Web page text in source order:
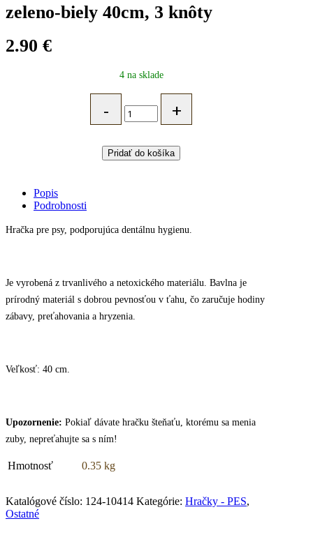
zeleno-biely 40cm, 3 knôty
2.90 €
4 na sklade
psa
FANTASY
zeleno-
quantity
Pridať do košíka
Popis
Podrobnosti
Hračka pre psy, podporujúca dentálnu hygienu.
Je vyrobená z trvanlivého a netoxického materiálu. Bavlna je
prírodný materiál s dobrou pevnosťou v ťahu, čo zaručuje hodiny
zábavy, preťahovania a hryzenia.
Veľkosť: 40 cm.
Upozornenie: Pokiaľ dávate hračku šteňaťu, ktorému sa menia
zuby, nepreťahujte sa s ním!
Hmotnosť 0.35 kg
Katalógové číslo: 124-10414 Kategórie: Hračky - PES,
Ostatné